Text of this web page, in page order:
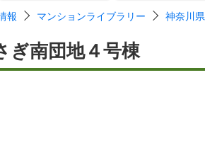
報 マンションライブラリー 神奈川県
ぎ南団地４号棟